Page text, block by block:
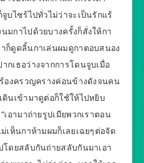
บไซร้ไปทั่วไม่ว่าจะเป็นรักแร้
มกาไปด้วยบางครั้งก็สั่งให้กา
ก็ดูดลิ้นกาเล่นผมดูกาตอบสนอง
เธอว่างจากการโดนจูบเมื่อ
องครวญครางค่อนข้างดังจนคน
นเข้ามาดูต่อก็ใช้ให้ไปหยิบ
อามาถ่ายรูปเมียพวกเราตอน
เห็นกาห้ามผมก็เลยเฉยๆต่อจัด
โดยสลับกันถ่ายสลับกันมาเอา